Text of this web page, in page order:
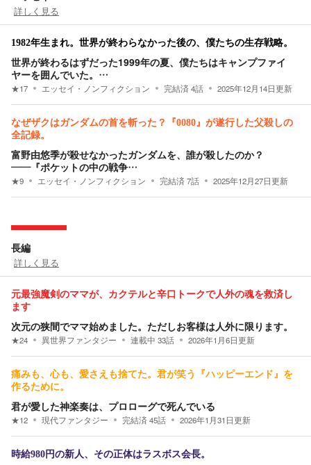
詳しく見る
1982年生まれ。世界が終わらなかった後の、僕たちの生存戦略。
世界が終わるはずだった1999年の夏、僕たちはキャンプファイ
ヤーを囲んでいた。…
★17 エッセイ・ノンフィクション 完結済4話 2025年12月14日更新
なぜザクはガンダムの首を斬った？『0080』が遂行した父殺しの
全記録。
富野由悠季が殺せなかったガンダムを、誰が殺したのか？
――『ポケットの中の戦争…
★9 エッセイ・ノンフィクション 完結済7話 2025年12月27日更新
長編
詳しく見る
元最強魔剣のママが、カクテルと辛口トークで人外の魂を救済し
ます
次元の狭間でママ始めました。ただしお客様は人外に限ります。
★24 異世界ファンタジー 連載中 33話 2026年1月6日更新
痛みも、心も、愛さえも捨てた。君が笑う『ハッピーエンド』を
作るために。
君が愛した神楽奏は、プロローグで死んでいる
★12 現代ファンタジー 完結済45話 2026年1月31日更新
時給980円の新人、その正体はラスボス会長。